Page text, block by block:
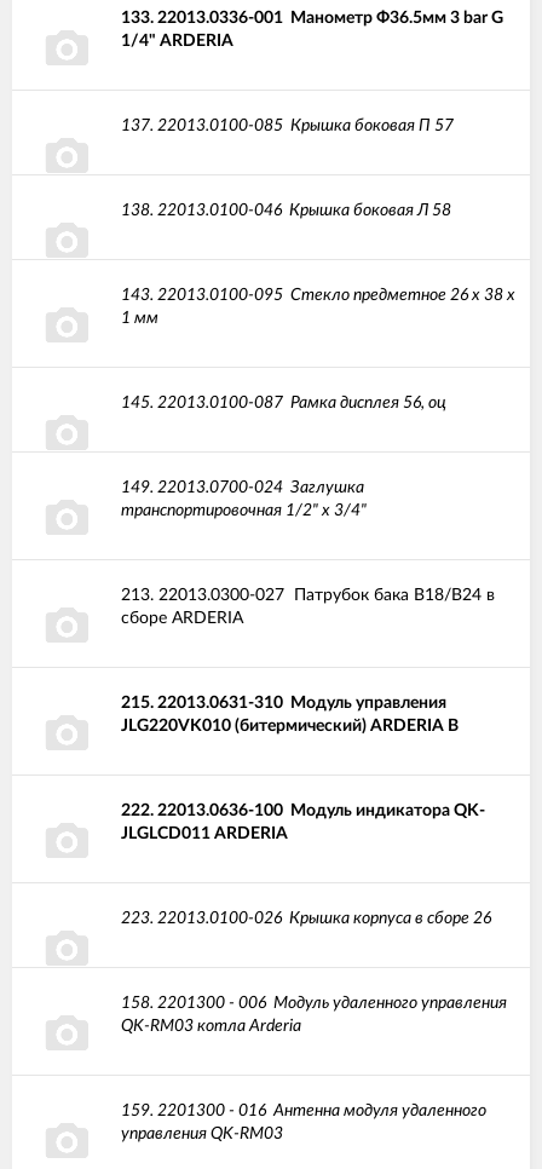
133. 22013.0336-001 Манометр Ф36.5мм 3 bar G
1/4" ARDERIA
137. 22013.0100-085 Крышка боковая П 57
138. 22013.0100-046Крышка боковая Л 58
143. 22013.0100-095 Стекло предметное 26 х 38 х
1 мм
145. 22013.0100-087 Рамка дисплея 56, оц
149. 22013.0700-024 Заглушка
транспортировочная 1/2" x 3/4"
213. 22013.0300-027 Патрубок бака B18/B24 в
сборе ARDERIA
215. 22013.0631-310 Модуль управления
JLG220VK010 (битермический) ARDERIA B
222. 22013.0636-100 Модуль индикатора QK-
JLGLCD011 ARDERIA
223. 22013.0100-026Крышка корпуса в сборе 26
158. 2201300 - 006Модуль удаленного управления
QK-RM03 котла Arderia
159. 2201300 - 016Антенна модуля удаленного
управления QK-RM03